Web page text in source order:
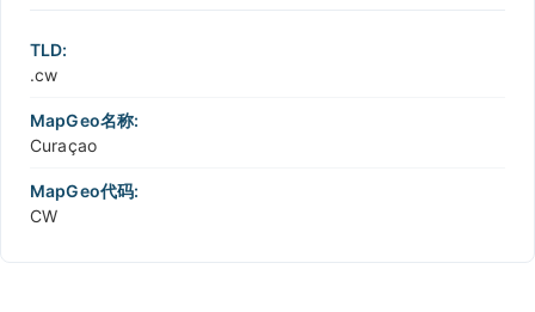
TLD:
.cw
MapGeo名称:
Curaçao
MapGeo代码:
CW